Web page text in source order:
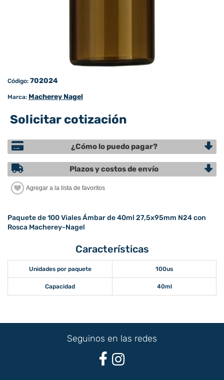
Código: 702024
Marca: Macherey Nagel
Solicitar cotización
¿Cómo lo puedo pagar?
Plazos y costos de envío
Paquete de 100 Viales Ámbar de 40ml 27,5x95mm N24 con
Rosca Macherey-Nagel
Características
Unidades por paquete 100us
Capacidad 40ml
Seguinos en las redes